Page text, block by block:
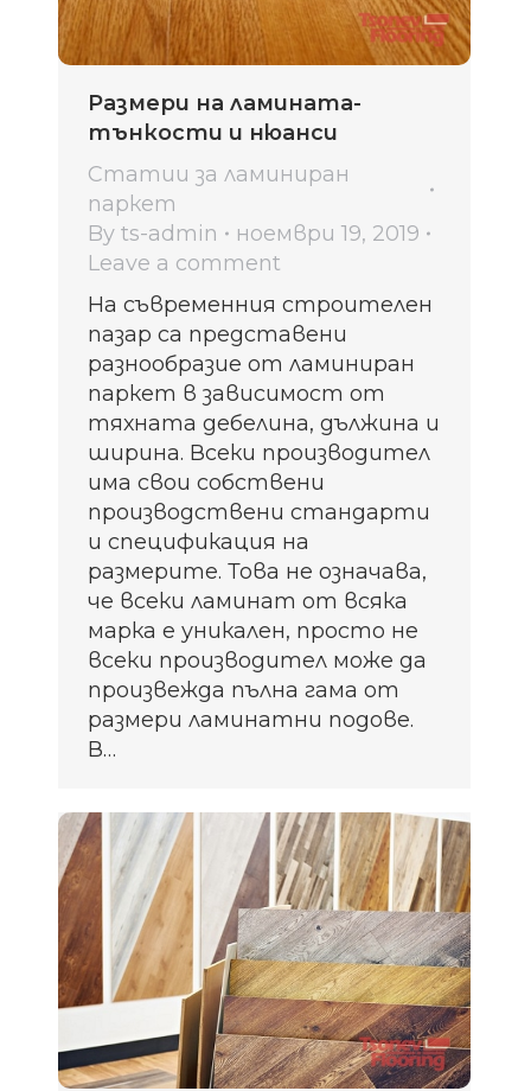
Размери на ламината-
тънкости и нюанси
Статии за ламиниран
паркет
Byts-admin
ноември 19, 2019
Leave a comment
На съвременния строителен
пазар са представени
разнообразие от ламиниран
паркет в зависимост от
тяхната дебелина, дължина и
ширина. Всеки производител
има свои собствени
производствени стандарти
и спецификация на
размерите. Това не означава,
че всеки ламинат от всяка
марка е уникален, просто не
всеки производител може да
произвежда пълна гама от
размери ламинатни подове.
В…